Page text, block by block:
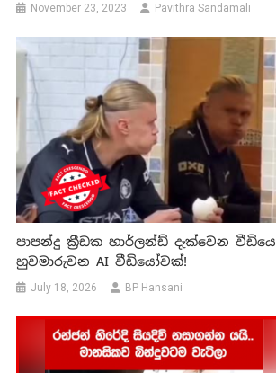
November 23, 2023 Pavithra Sandamali
පාපන්දු ක්‍රීඩක හාර්ලන්ඩ් දැක්වෙන
හුවමාරුවන AI වීඩියෝවක්!
July 18, 2026 BP Hansani